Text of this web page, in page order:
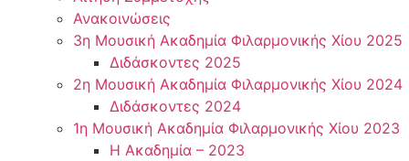
Ανακοινώσεις
3η Μουσική Ακαδημία Φιλαρμονικής Χίου 2025
Διδάσκοντες 2025
2η Μουσική Ακαδημία Φιλαρμονικής Χίου 2024
Διδάσκοντες 2024
1η Μουσική Ακαδημία Φιλαρμονικής Χίου 2023
Η Ακαδημία – 2023